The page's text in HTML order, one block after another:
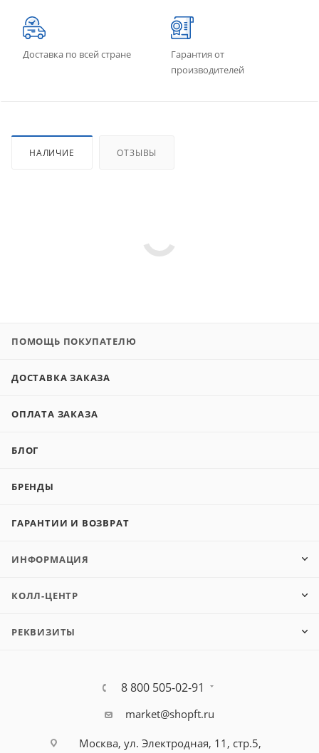
Доставка по всей стране
Гарантия от
производителей
НАЛИЧИЕ ОТЗЫВЫ
ПОМОЩЬ ПОКУПАТЕЛЮ
ДОСТАВКА ЗАКАЗА
ОПЛАТА ЗАКАЗА
БЛОГ
БРЕНДЫ
ГАРАНТИИ И ВОЗВРАТ
ИНФОРМАЦИЯ
КОЛЛ-ЦЕНТР
РЕКВИЗИТЫ
8 800 505-02-91
market@shopft.ru
Москва, ул. Электродная, 11, стр.5,